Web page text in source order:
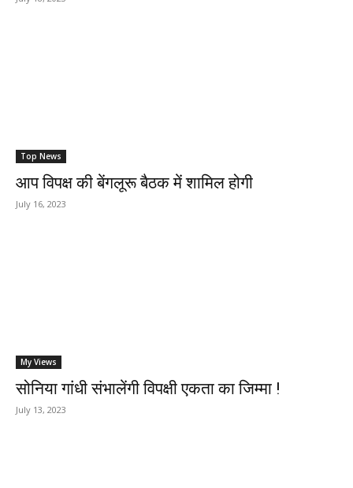
Top News
आप विपक्ष की बेंगलूरू बैठक में शामिल होगी
July 16, 2023
My Views
सोनिया गांधी संभालेंगी विपक्षी एकता का जिम्मा !
July 13, 2023